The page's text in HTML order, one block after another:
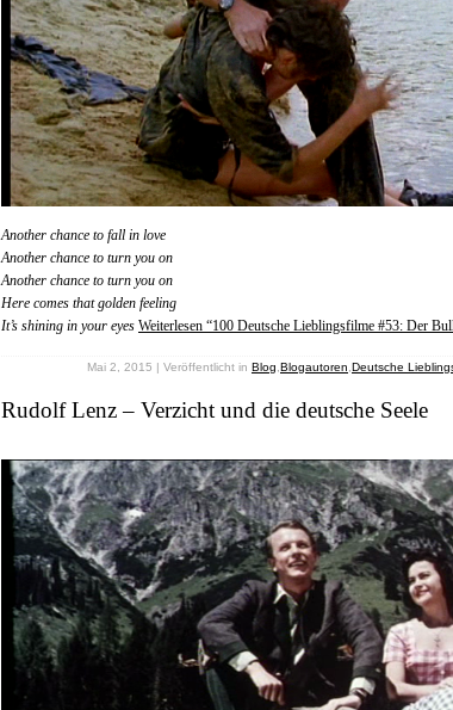
Another chance to fall in love
Another chance to turn you on
Another chance to turn you on
Here comes that golden feeling
It’s shining in your eyes Weiterlesen “100 Deutsche Lieblingsfilme #53: Der
Mai 2, 2015 | Veröffentlicht in Blog Blogautoren Deutsche
Rudolf Lenz – Verzicht und die deutsche Seele